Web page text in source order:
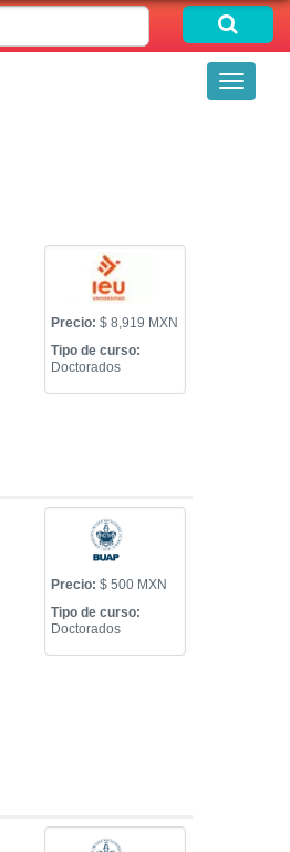
Toggle
Precio: $ 8,919 MXN
Tipo de curso:
Doctorados
Precio: $ 500 MXN
Tipo de curso:
Doctorados